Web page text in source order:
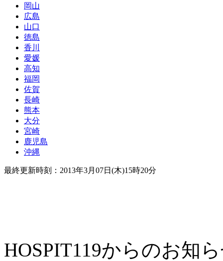
岡山
広島
山口
徳島
香川
愛媛
高知
福岡
佐賀
長崎
熊本
大分
宮崎
鹿児島
沖縄
最終更新時刻：2013年3月07日(木)15時20分
HOSPIT119からのお知